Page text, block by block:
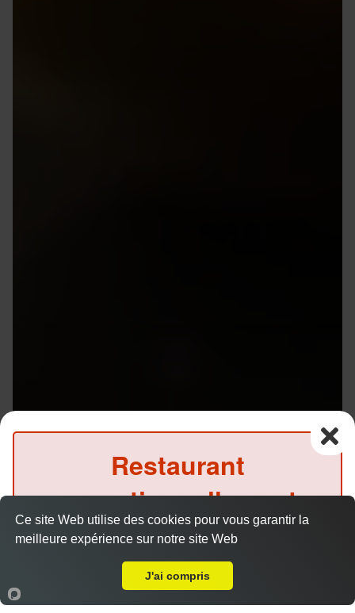
Menu V1 - Gyoza
Accueil Panier Compte
Restaurant
exceptionnellement
fermé ce midi
(Précommande possible)
Ce site Web utilise des cookies pour vous garantir la
meilleure expérience sur notre site Web
J'ai compris